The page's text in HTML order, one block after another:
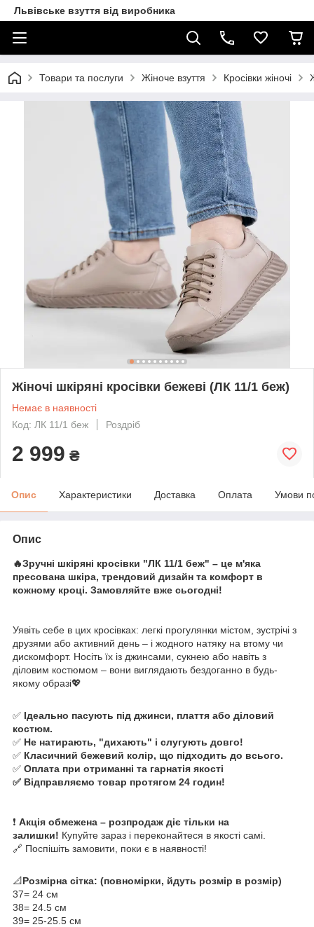
Львівське взуття від виробника
Товари та послуги Жіноче взуття Кросівки жіночі
Жіночі шкіряні кросівки бежеві (ЛК 11/1 беж)
Немає в наявності
Код: ЛК 11/1 беж
Роздріб
2 999 ₴
Опис Характеристики Доставка Оплата Умови
Опис
🔥Зручні шкіряні кросівки "ЛК 11/1 беж" – це м'яка
пресована шкіра, трендовий дизайн та комфорт в
кожному кроці. Замовляйте вже сьогодні!
Уявіть себе в цих кросівках: легкі прогулянки містом, зустрічі з
друзями або активний день – і жодного натяку на втому чи
дискомфорт. Носіть їх із джинсами, сукнею або навіть з
діловим костюмом – вони виглядають бездоганно в будь-
якому образі💖
✅ Ідеально пасують під джинси, плаття або діловий
костюм.
✅ Не натирають, "дихають" і слугують довго!
✅ Класичний бежевий колір, що підходить до всього.
✅ Оплата при отриманні та гарнатія якості
✅ Відправляємо товар протягом 24 годин!
❗ Акція обмежена – розпродаж діє тільки на
залишки! Купуйте зараз і переконайтеся в якості самі.
🔗 Поспішіть замовити, поки є в наявності!
📐Розмірна сітка: (повномірки, йдуть розмір в розмір)
37= 24 см
38= 24.5 см
39= 25-25.5 см